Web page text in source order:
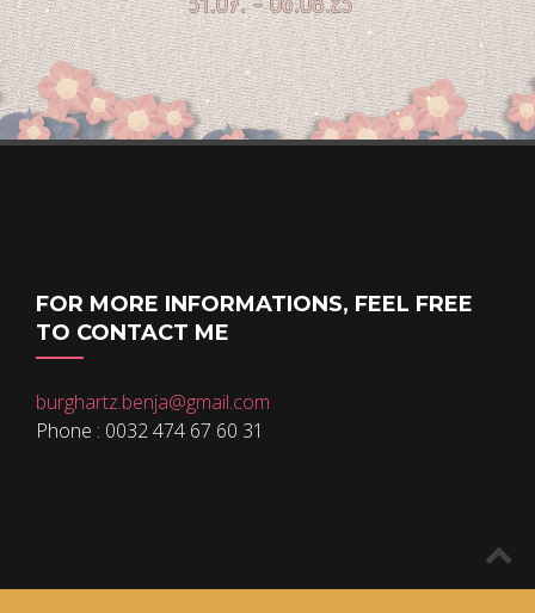
FOR MORE INFORMATIONS, FEEL FREE
TO CONTACT ME
burghartz.benja@gmail.com
Phone : 0032 474 67 60 31